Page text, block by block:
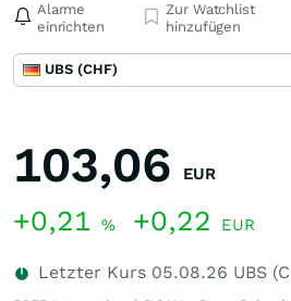
Alarme
einrichten
Zur Watchlist
hinzufügen
UBS (CHF)
103,06 EUR
+0,21 % +0,22 EUR
Letzter Kurs 05.08.26 UBS